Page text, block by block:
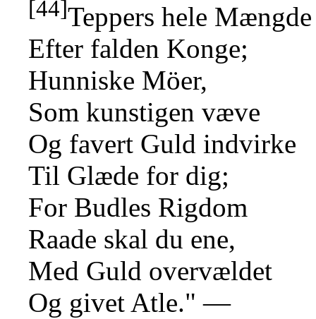
[44]Teppers hele Mængde
Efter falden Konge;
Hunniske Möer,
Som kunstigen væve
Og favert Guld indvirke
Til Glæde for dig;
For Budles Rigdom
Raade skal du ene,
Med Guld overvældet
Og givet Atle." —